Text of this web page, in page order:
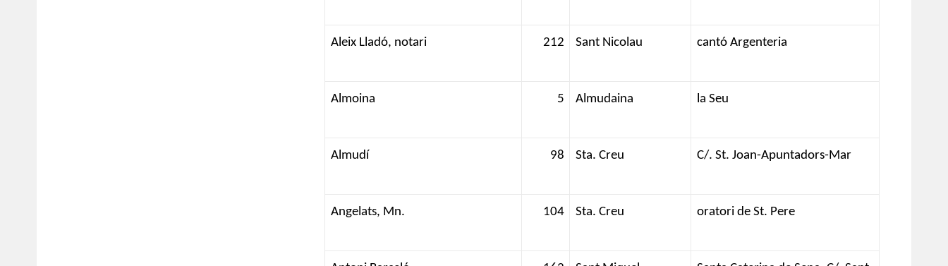
Aleix Lladó, notari 212 Sant Nicolau cantó Argenteria
Almoina 5 Almudaina la Seu
Almudí 98 Sta. Creu C/. St. Joan-Apuntadors-Mar
Angelats, Mn. 104 Sta. Creu oratori de St. Pere